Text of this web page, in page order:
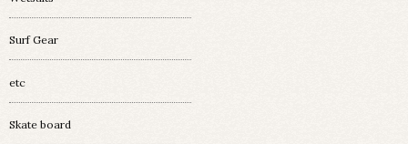
Surf Gear
etc
Skate board